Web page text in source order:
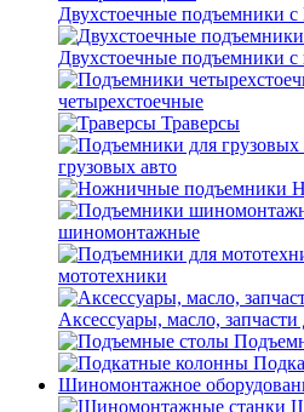
Двухстоечные подъемники
Двухстоечные подъемники
четырехстоечные
Траверсы
грузовых авто
шиномонтажные
мототехники
Аксессуары, масло,
Шиномонтажное